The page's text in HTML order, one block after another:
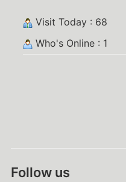
Visit Today : 68
Who's Online : 1
Follow us